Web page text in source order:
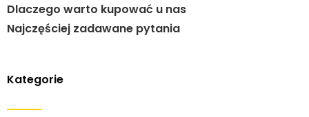
Dlaczego warto kupować u nas
Najczęściej zadawane pytania
Kategorie